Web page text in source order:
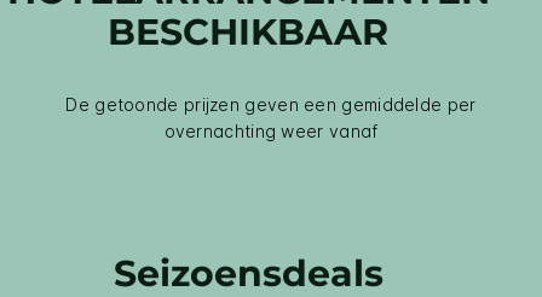
BESCHIKBAAR
De getoonde prijzen geven een gemiddelde per
overnachting weer vanaf
Seizoensdeals